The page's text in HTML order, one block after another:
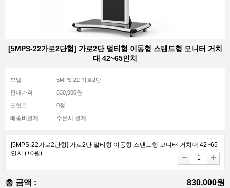
[5MPS-22가로2단형] 가로2단 멀티형 이동형 스탠드형 모니터 거치
대 42~65인치
모델 5MPS-22 가로2단
판매가격 830,000원
포인트 0점
배송비결제 주문시 결제
[5MPS-22가로2단형] 가로2단 멀티형 이동형 스탠드형 모니터 거치대 42~65
인치 (+0원)
총 금액 : 830,000원